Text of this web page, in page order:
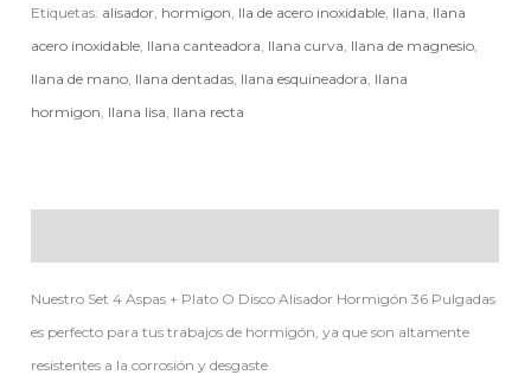
Etiquetas: alisador hormigon lla de acero inoxidable llana llana
acero inoxidable llana canteadora llana curva llana de magnesio
llana de mano llana dentadas llana esquineadora llana
hormigon llana lisa llana recta
Nuestro Set 4 Aspas + Plato O Disco Alisador Hormigón 36 Pulgadas
es perfecto para tus trabajos de hormigón, ya que son altamente
resistentes a la corrosión y desgaste